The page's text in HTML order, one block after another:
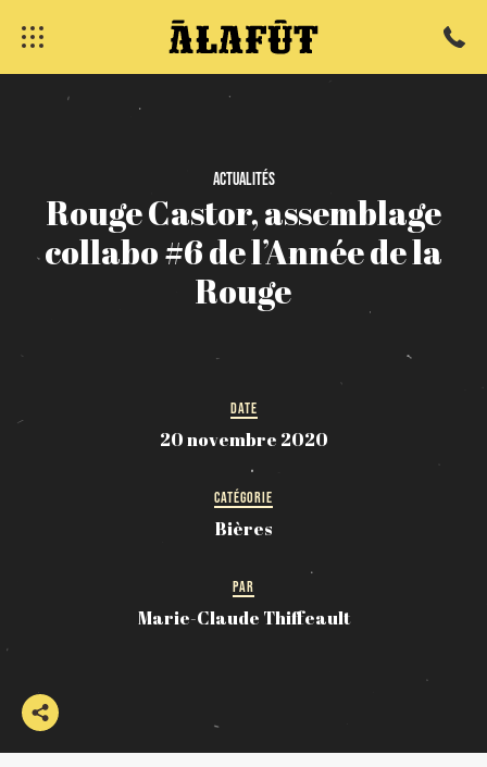
Actualités
RougeCastor,assemblage
collabo#6del’Annéedela
Rouge
DATE
20 novembre 2020
CATÉGORIE
Bières
PAR
Marie-Claude Thiffeault